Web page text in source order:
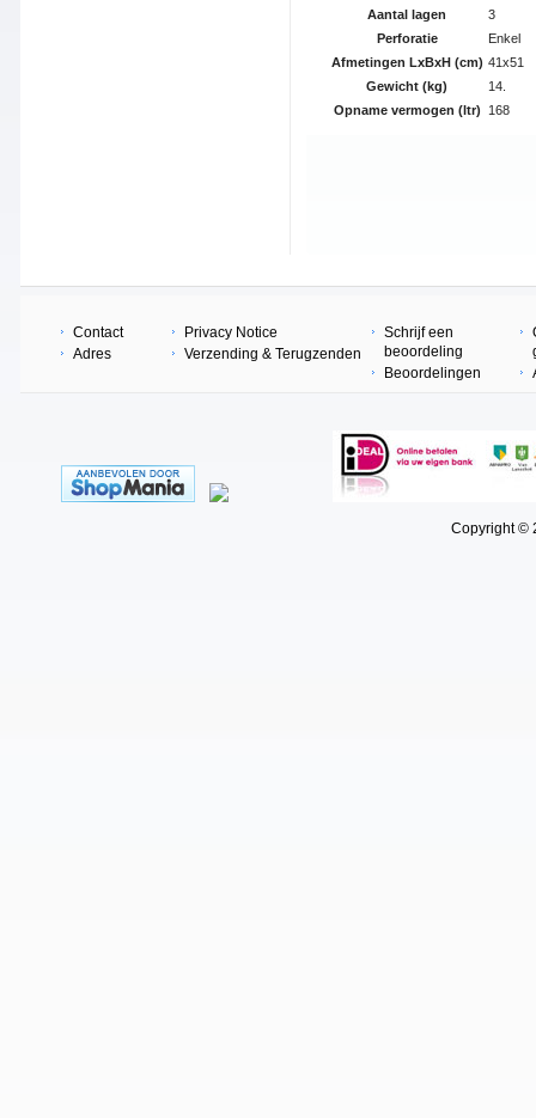
Aantal lagen
3
Perforatie
Enkel
Afmetingen LxBxH (cm) 41x51
Gewicht (kg)
14.
Opname vermogen (ltr)
168
Contact
Adres
Privacy Notice
Verzending & Terugzenden
Schrijf een
beoordeling
Beoordelingen
Copyright ©